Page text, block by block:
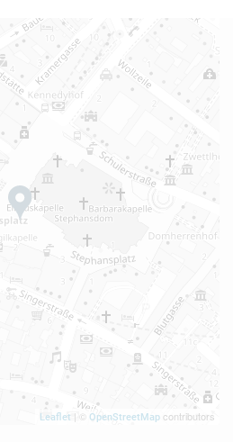
Leaflet | © OpenStreetMap contributors